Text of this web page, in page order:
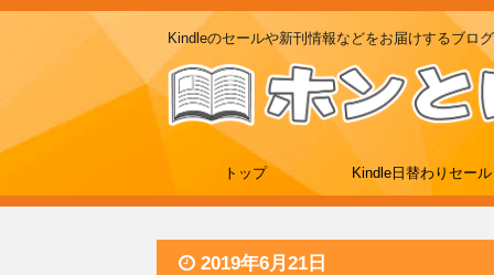
Kindleのセールや新刊情報などをお届けするブログ
トップ Kindle日替わりセール
2019年6月21日